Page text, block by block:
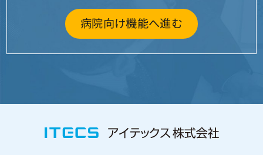
病院向け機能へ進む